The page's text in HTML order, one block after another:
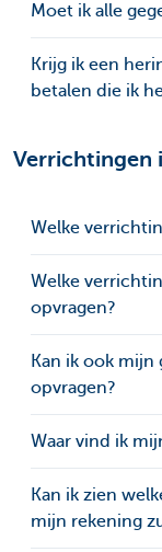
Moet ik alle
Krijg ik een
betalen die ik
Verrichtingen
Welke
Welke
opvragen?
Kan ik ook
opvragen?
Waar vind ik
Kan ik zien
mijn rekening